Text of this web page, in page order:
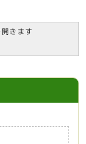
きます